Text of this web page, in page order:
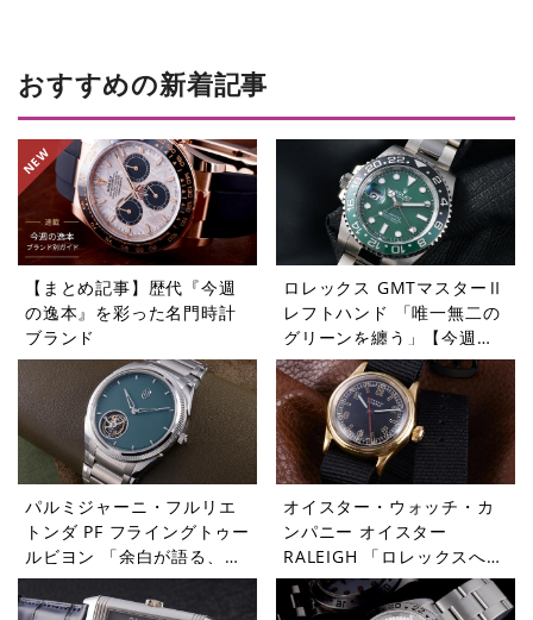
おすすめの新着記事
【まとめ記事】歴代『今週
の逸本』を彩った名門時計
ブランド
ロレックス GMTマスターⅡ
レフトハンド 「唯一無二の
グリーンを纏う」【今週の
逸本 Vol.365】
パルミジャーニ・フルリエ
トンダ PF フライングトゥー
ルビヨン 「余白が語る、本
当の贅沢」【今週の逸本
Vol.364】
オイスター・ウォッチ・カ
ンパニー オイスター
RALEIGH 「ロレックスへと
受け継がれたDNA」【今週
の逸本 Vol.363】